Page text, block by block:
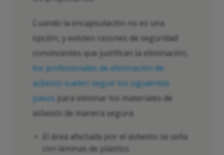
Cuando la encapsulación no es una
opción, y existen razones de seguridad
convincentes que justifican la eliminación,
los profesionales de eliminación de
asbesto suelen seguir los siguientes
pasos para eliminar los materiales de
asbesto de manera segura:
El área afectada por el asbesto se sella
con láminas de plástico.